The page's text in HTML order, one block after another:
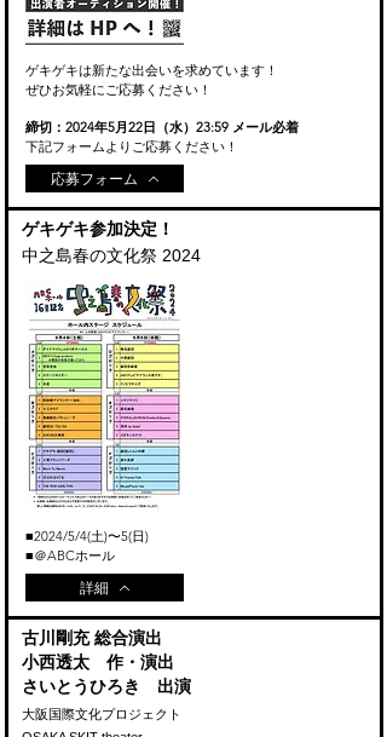
ゲキゲキは新たな出会いを求めています！
ぜひお気軽にご応募ください！
締切：2024年5月22日（水）23:59 メール必着
​下記フォームよりご応募ください！
応募フォーム
​ゲキゲキ参加決定！
中之島春の文化祭 2024
■2024/5/4(土)〜5(日)
■＠ABCホール
詳細
古川剛充 総合演出
小西透太 作・演出
​さいとうひろき 出演
大阪国際文化プロジェクト